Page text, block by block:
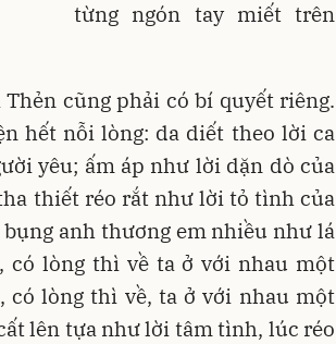
từng ngón tay miết trên
cũng phải có bí quyết riêng.
hết nỗi lòng: da diết theo lời ca
yêu; ấm áp như lời dặn dò của
thiết réo rắt như lời tỏ tình của
anh thương em nhiều như lá
lòng thì về ta ở với nhau một
lòng thì về, ta ở với nhau một
lên tựa như lời tâm tình, lúc réo